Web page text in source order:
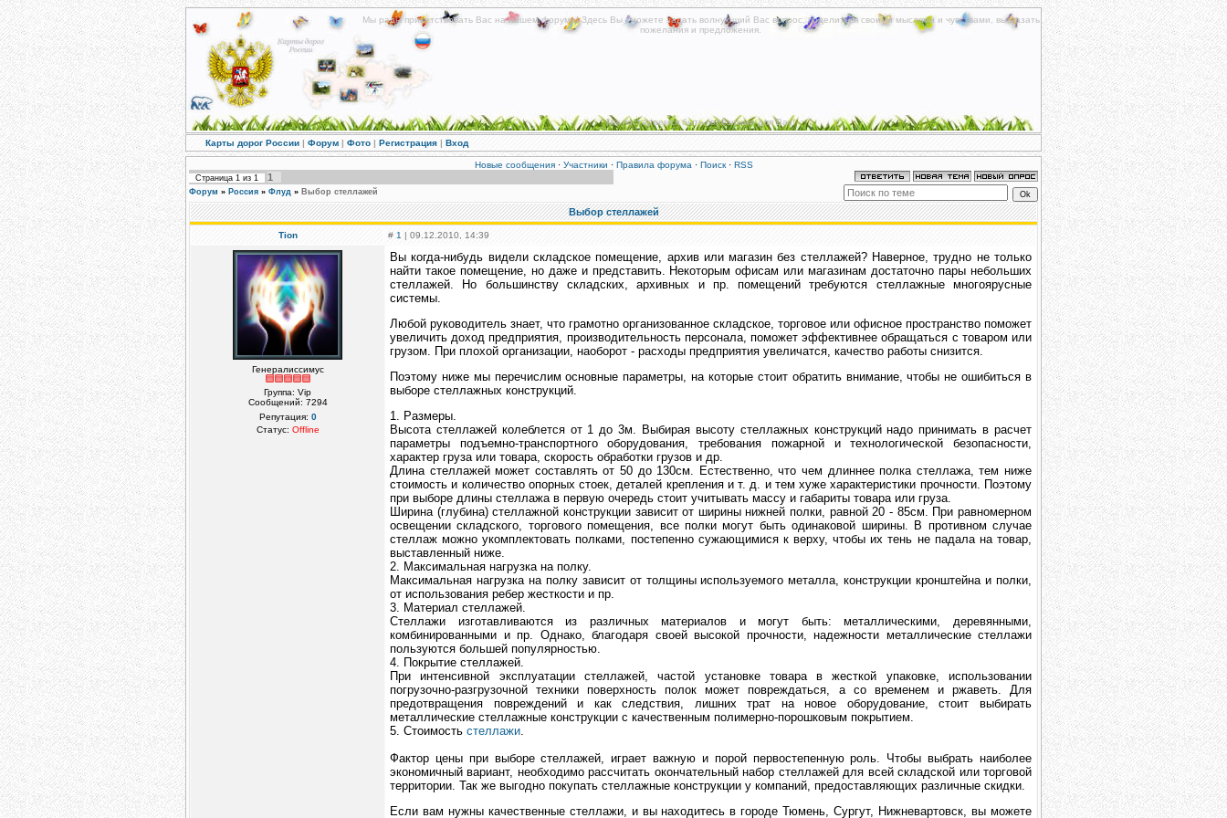
Мы рады приветствовать Вас на нашем форуме! Здесь Вы сможете задать волнующий Вас вопрос, поделиться своими мыслями и чувствами, высказать
пожелания и предложения.
Мы постараемся быть полезными для Вас!
Карты дорог России | Форум | Фото | Регистрация | Вход
Новые сообщения· Участники · Правила форума · Поиск· RSS
Страница 1 из 1 1
Форум » Россия » Флуд » Выбор стеллажей
Выбор стеллажей
Tion # 1 | 09.12.2010, 14:39
Генералиссимус
Группа: Vip
Сообщений: 7294
Репутация: 0
Статус: Offline
Вы когда-нибудь видели складское помещение, архив или магазин без стеллажей? Наверное, трудно не только
найти такое помещение, но даже и представить. Некоторым офисам или магазинам достаточно пары небольших
стеллажей. Но большинству складских, архивных и пр. помещений требуются стеллажные многоярусные
системы.
Любой руководитель знает, что грамотно организованное складское, торговое или офисное пространство поможет
увеличить доход предприятия, производительность персонала, поможет эффективнее обращаться с товаром или
грузом. При плохой организации, наоборот - расходы предприятия увеличатся, качество работы снизится.
Поэтому ниже мы перечислим основные параметры, на которые стоит обратить внимание, чтобы не ошибиться в
выборе стеллажных конструкций.
1. Размеры.
Высота стеллажей колеблется от 1 до 3м. Выбирая высоту стеллажных конструкций надо принимать в расчет
параметры подъемно-транспортного оборудования, требования пожарной и технологической безопасности,
характер груза или товара, скорость обработки грузов и др.
Длина стеллажей может составлять от 50 до 130см. Естественно, что чем длиннее полка стеллажа, тем ниже
стоимость и количество опорных стоек, деталей крепления и т. д. и тем хуже характеристики прочности. Поэтому
при выборе длины стеллажа в первую очередь стоит учитывать массу и габариты товара или груза.
Ширина (глубина) стеллажной конструкции зависит от ширины нижней полки, равной 20 - 85см. При равномерном
освещении складского, торгового помещения, все полки могут быть одинаковой ширины. В противном случае
стеллаж можно укомплектовать полками, постепенно сужающимися к верху, чтобы их тень не падала на товар,
выставленный ниже.
2. Максимальная нагрузка на полку.
Максимальная нагрузка на полку зависит от толщины используемого металла, конструкции кронштейна и полки,
от использования ребер жесткости и пр.
3. Материал стеллажей.
Стеллажи изготавливаются из различных материалов и могут быть: металлическими, деревянными,
комбинированными и пр. Однако, благодаря своей высокой прочности, надежности металлические стеллажи
пользуются большей популярностью.
4. Покрытие стеллажей.
При интенсивной эксплуатации стеллажей, частой установке товара в жесткой упаковке, использовании
погрузочно-разгрузочной техники поверхность полок может повреждаться, а со временем и ржаветь. Для
предотвращения повреждений и как следствия, лишних трат на новое оборудование, стоит выбирать
металлические стеллажные конструкции с качественным полимерно-порошковым покрытием.
5. Стоимость стеллажи.
Фактор цены при выборе стеллажей, играет важную и порой первостепенную роль. Чтобы выбрать наиболее
экономичный вариант, необходимо рассчитать окончательный набор стеллажей для всей складской или торговой
территории. Так же выгодно покупать стеллажные конструкции у компаний, предоставляющих различные скидки.
Если вам нужны качественные стеллажи, и вы находитесь в городе Тюмень, Сургут, Нижневартовск, вы можете